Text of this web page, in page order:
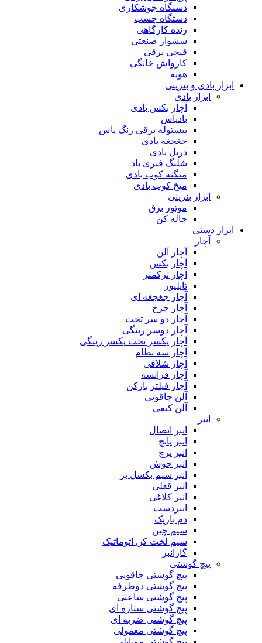
دستگاه جوشکاری
دستگاه چسب
رنده کارگاهی
سشوار صنعتی
قیچی برقی
کارواش خانگی
هویه
ابزار بادی و بنزینی
ابزار بادی
آچار بکس بادی
بادپاش
پیستوله برقی رنگ پاش
جغجغه بادی
دریل بادی
شلنگ فنری باد
منگنه کوب بادی
میخ کوب بادی
ابزار بنزینی
موتور برق
چاله کن
ابزار دستی
آچار
آچار آلن
آچار بکس
آچار ترکمتر
تایلیور
آچار جغجغه ای
آچار چرخ
آچار دو سر تخت
آچار دوسر رینگی
آچار یکسر تخت یکسر رینگی
آچار سه نظام
آچار شلاقی
آچار فرانسه
آچار فیلتر بازکن
آلن چاقویی
آلن کیفی
انبر
انبر اتصال
انبر پانچ
انبر پرچ
انبر جوش
انبر سیم بکسل بر
انبر قفلی
انبر کلاغی
انبردست
دم باریک
سیم چین
سیم لخت کن اتوماتیک
گازانبر
پیچ گوشتی
پیچ گوشتی چاقویی
پیچ گوشتی دوطرفه
پیچ گوشتی ساعتی
پیچ گوشتی ستاره ای
پیچ گوشتی ضربه ای
پیچ گوشتی معمولی